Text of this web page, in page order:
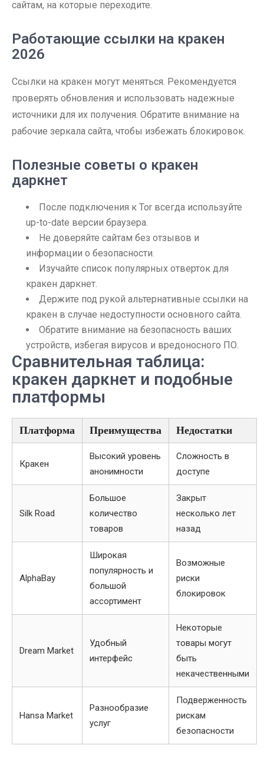
сайтам, на которые переходите.
Работающие ссылки на кракен
2026
Ссылки на кракен могут меняться. Рекомендуется
проверять обновления и использовать надежные
источники для их получения. Обратите внимание на
рабочие зеркала сайта, чтобы избежать блокировок.
Полезные советы о кракен
даркнет
После подключения к Tor всегда используйте
up-to-date версии браузера.
Не доверяйте сайтам без отзывов и
информации о безопасности.
Изучайте список популярных отверток для
кракен даркнет.
Держите под рукой альтернативные ссылки на
кракен в случае недоступности основного сайта.
Обратите внимание на безопасность ваших
устройств, избегая вирусов и вредоносного ПО.
Сравнительная таблица:
кракен даркнет и подобные
платформы
Платформа Преимущества Недостатки
Кракен
Высокий уровень
анонимности
Сложность в
доступе
Silk Road
Большое
количество
товаров
Закрыт
несколько лет
назад
AlphaBay
Широкая
популярность и
большой
ассортимент
Возможные
риски
блокировок
Dream Market
Удобный
интерфейс
Некоторые
товары могут
быть
некачественными
Hansa Market
Разнообразие
услуг
Подверженность
рискам
безопасности